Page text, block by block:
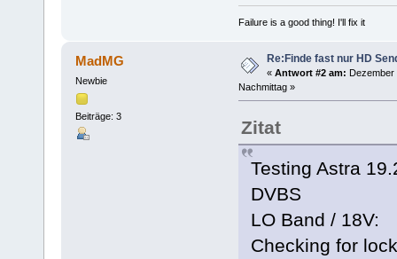
Failure is a good thing! I'll fix it
MadMG
Newbie
Beiträge: 3
Re:Finde fast nur HD
« Antwort #2 am: Dezember
Nachmittag »
Zitat
Testing Astra
DVBS
LO Band / 18V:
Checking for